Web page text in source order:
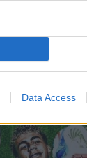
Data Access